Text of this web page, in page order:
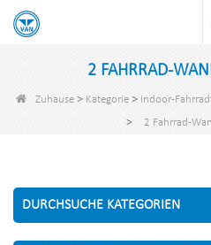
2 FAHRRAD-
Zuhause > Kategorie > Indoor-
> 2 Fahrrad-
DURCHSUCHE KATEGORIEN